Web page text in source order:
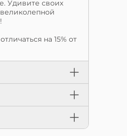
Удивите своих
на 15% от